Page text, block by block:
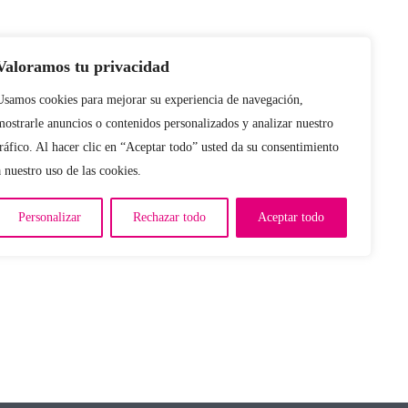
tu privacidad
cookies para mejorar su experiencia de navegación,
anuncios o contenidos personalizados y analizar nuestro
Al hacer clic en “Aceptar todo” usted da su consentimiento
nuestro uso de las cookies.
Personalizar Rechazar todo Aceptar todo